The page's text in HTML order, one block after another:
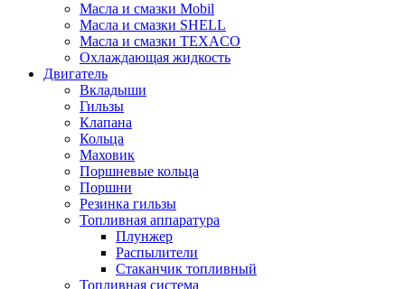
Масла и смазки Mobil
Масла и смазки SHELL
Масла и смазки TEXACO
Охлаждающая жидкость
Двигатель
Вкладыши
Гильзы
Клапана
Кольца
Маховик
Поршневые кольца
Поршни
Резинка гильзы
Топливная аппаратура
Плунжер
Распылители
Стаканчик топливный
Топливная система